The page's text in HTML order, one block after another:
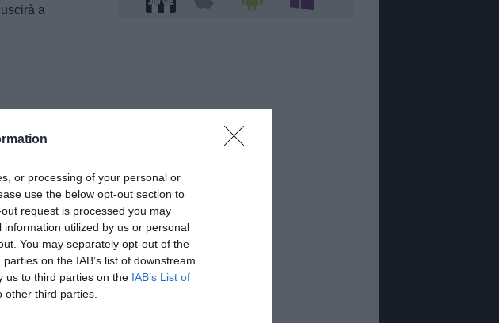
or processing of your personal or
use the below opt-out section to
request is processed you may
utilized by us or personal
You may separately opt-out of the
on the IAB’s list of downstream
us to third parties on the IAB’s List of
third parties.
a